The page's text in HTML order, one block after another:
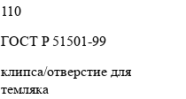
110
ГОСТ P 51501-99
клипса/отверстие для
темляка